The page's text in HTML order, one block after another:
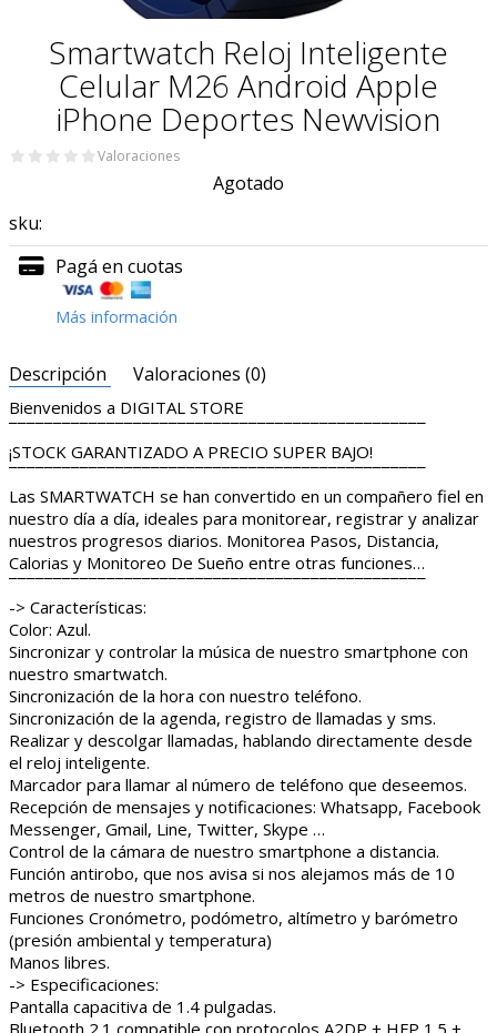
Smartwatch Reloj Inteligente
Celular M26 Android Apple
iPhone Deportes Newvision
Valoraciones
Agotado
sku:
Pagá en cuotas
Más información
Descripción Valoraciones (0)
Bienvenidos a DIGITAL STORE
¯¯¯¯¯¯¯¯¯¯¯¯¯¯¯¯¯¯¯¯¯¯¯¯¯¯¯¯¯¯¯¯¯¯¯¯¯¯¯¯¯¯¯¯¯¯¯
¡STOCK GARANTIZADO A PRECIO SUPER BAJO!
¯¯¯¯¯¯¯¯¯¯¯¯¯¯¯¯¯¯¯¯¯¯¯¯¯¯¯¯¯¯¯¯¯¯¯¯¯¯¯¯¯¯¯¯¯¯¯
Las SMARTWATCH se han convertido en un compañero fiel en
nuestro día a día, ideales para monitorear, registrar y analizar
nuestros progresos diarios. Monitorea Pasos, Distancia,
Calorias y Monitoreo De Sueño entre otras funciones…
¯¯¯¯¯¯¯¯¯¯¯¯¯¯¯¯¯¯¯¯¯¯¯¯¯¯¯¯¯¯¯¯¯¯¯¯¯¯¯¯¯¯¯¯¯¯¯
-> Características:
Color: Azul.
Sincronizar y controlar la música de nuestro smartphone con
nuestro smartwatch.
Sincronización de la hora con nuestro teléfono.
Sincronización de la agenda, registro de llamadas y sms.
Realizar y descolgar llamadas, hablando directamente desde
el reloj inteligente.
Marcador para llamar al número de teléfono que deseemos.
Recepción de mensajes y notificaciones: Whatsapp, Facebook
Messenger, Gmail, Line, Twitter, Skype …
Control de la cámara de nuestro smartphone a distancia.
Función antirobo, que nos avisa si nos alejamos más de 10
metros de nuestro smartphone.
Funciones Cronómetro, podómetro, altímetro y barómetro
(presión ambiental y temperatura)
Manos libres.
-> Especificaciones:
Pantalla capacitiva de 1.4 pulgadas.